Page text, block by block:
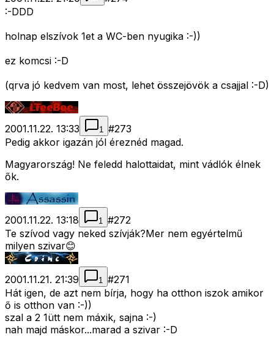
:-DDD
holnap elszívok 1et a WC-ben nyugika :-))
ez komcsi :-D
(qrva jó kedvem van most, lehet összejövök a csajjal :-D)
2001.11.22. 13:33 1 #273
Pedig akkor igazán jól éreznéd magad.
Magyarország! Ne feledd halottaidat, mint vádlók élnek
ők.
2001.11.22. 13:18 1 #272
Te szívod vagy neked szívják?Mer nem egyértelmű
milyen szivar😊
2001.11.21. 21:39 1 #271
Hát igen, de azt nem bírja, hogy ha otthon iszok amikor
ő is otthon van :-))
szal a 2 1ütt nem máxik, sajna :-)
nah majd máskor...marad a szivar :-D